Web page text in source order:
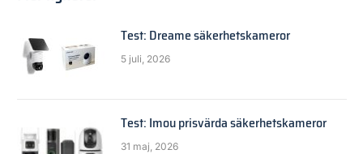
Test: Dreame säkerhetskameror
5 juli, 2026
Test: Imou prisvärda säkerhetskameror
31 maj, 2026